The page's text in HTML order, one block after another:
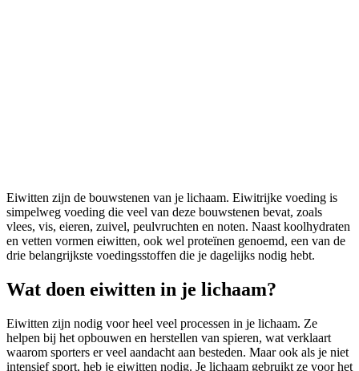
Eiwitten zijn de bouwstenen van je lichaam. Eiwitrijke voeding is
simpelweg voeding die veel van deze bouwstenen bevat, zoals
vlees, vis, eieren, zuivel, peulvruchten en noten. Naast koolhydraten
en vetten vormen eiwitten, ook wel proteïnen genoemd, een van de
drie belangrijkste voedingsstoffen die je dagelijks nodig hebt.
Wat doen eiwitten in je lichaam?
Eiwitten zijn nodig voor heel veel processen in je lichaam. Ze
helpen bij het opbouwen en herstellen van spieren, wat verklaart
waarom sporters er veel aandacht aan besteden. Maar ook als je niet
intensief sport, heb je eiwitten nodig. Je lichaam gebruikt ze voor het